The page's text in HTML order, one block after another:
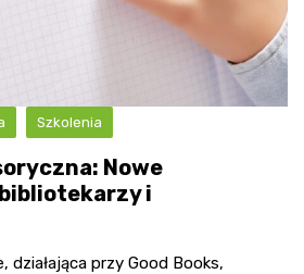
Szkolenia
Nowe
i
działająca przy Good Books,